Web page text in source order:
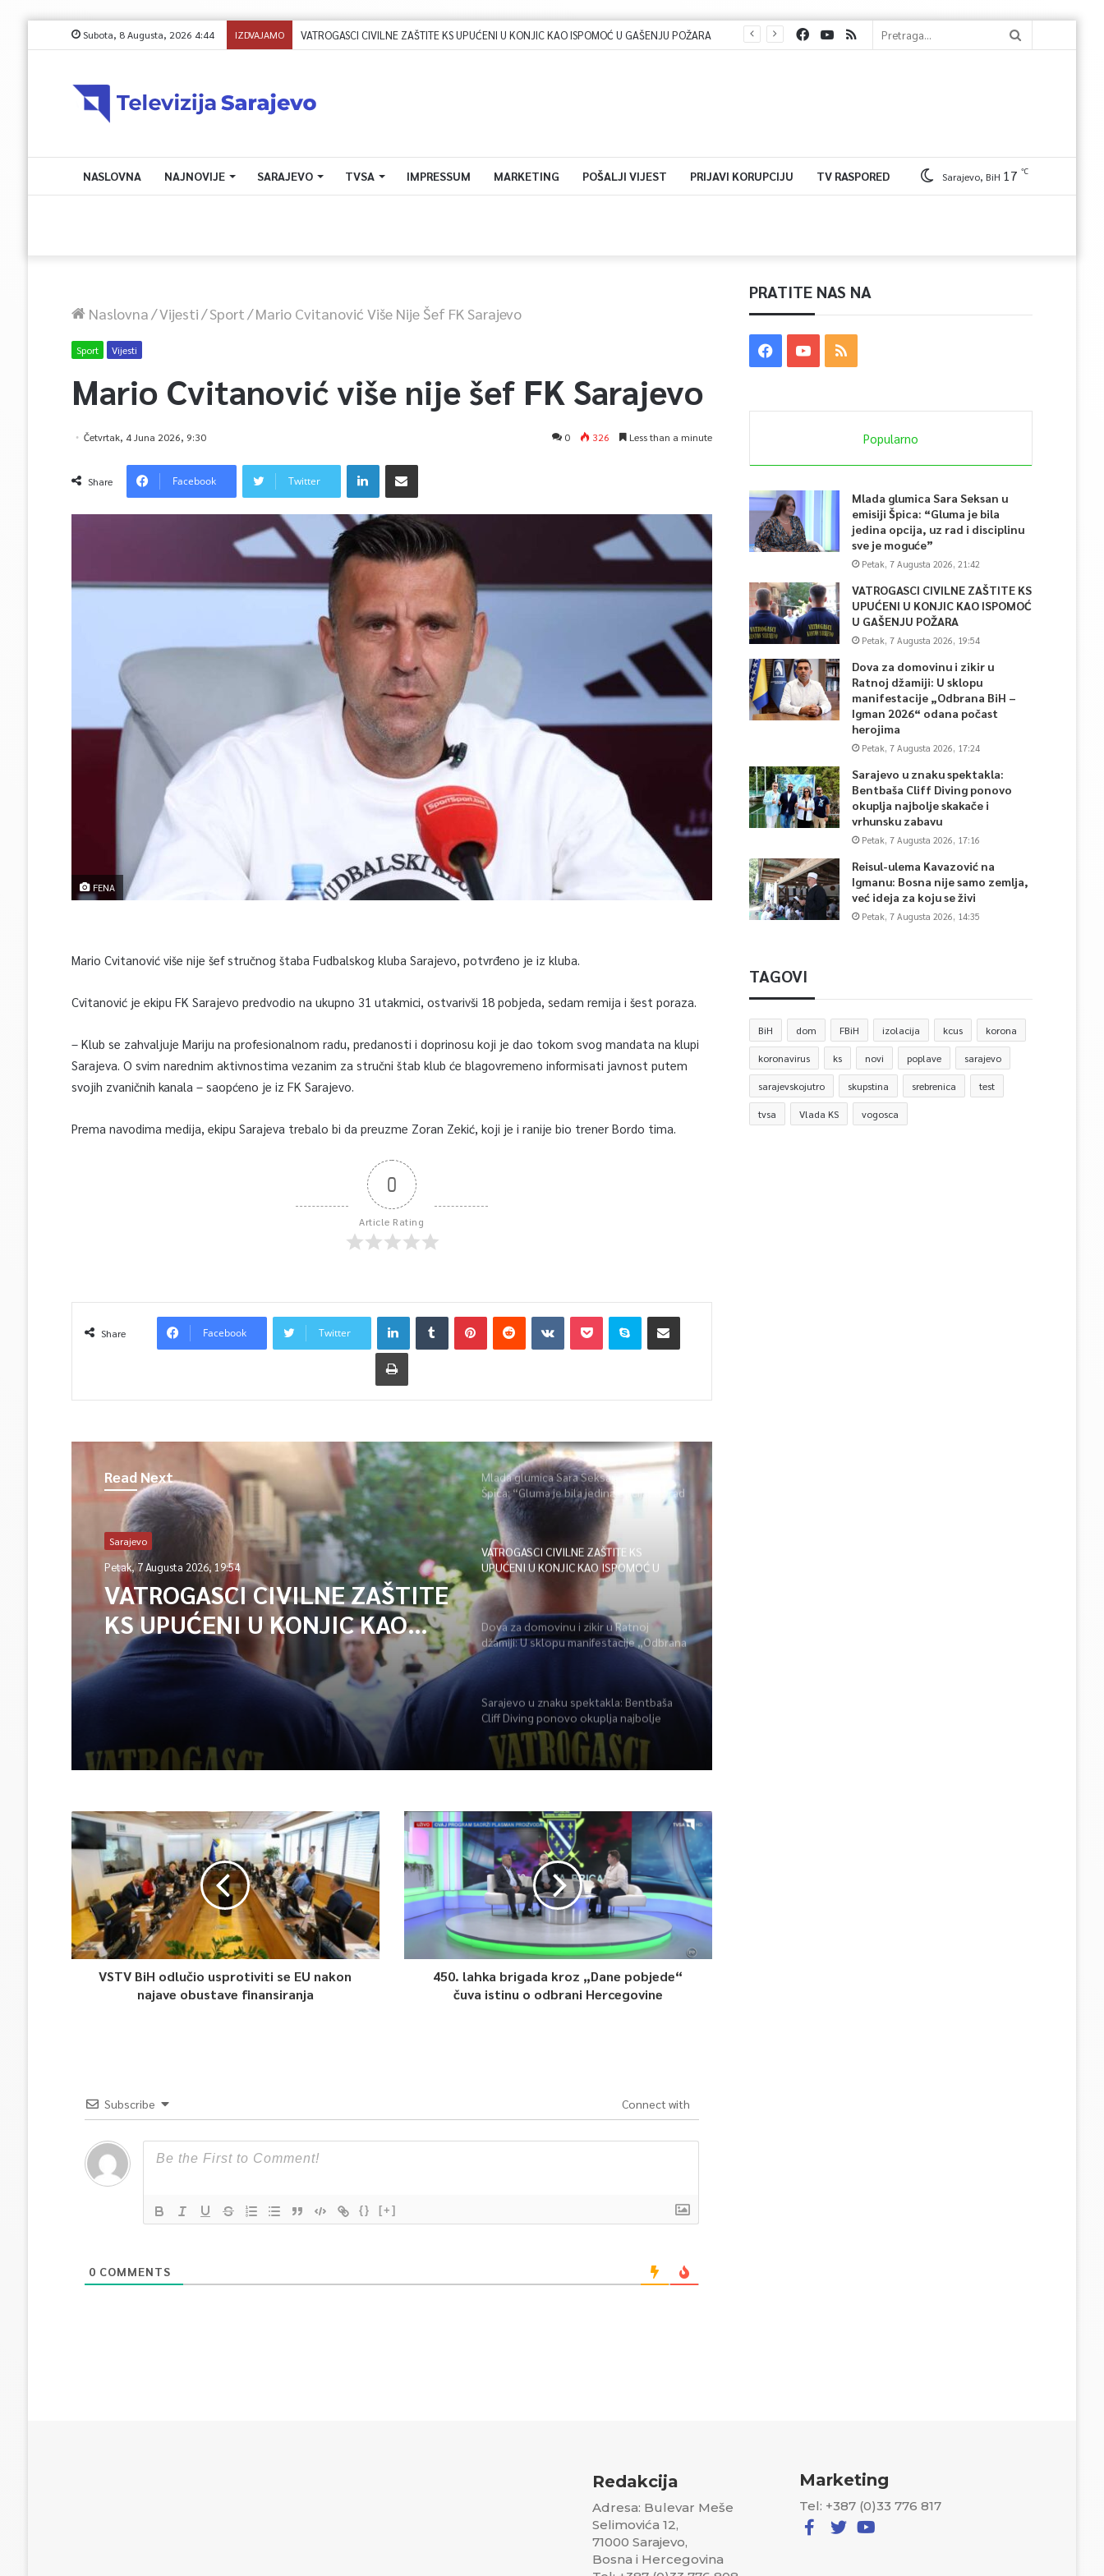
Subota, 8 Augusta, 2026 4:44 IZDVAJAMO VATROGASCI CIVILNE ZAŠTITE KS UPUĆENI U KONJIC KAO ISPOMOĆ U GAŠENJU POŽARA
NASLOVNA NAJNOVIJE SARAJEVO TVSA IMPRESSUM MARKETING POŠALJI VIJEST PRIJAVI KORUPCIJU TV RASPORED Sarajevo, BiH 17 ℃
Naslovna/Vijesti/Sport/Mario Cvitanović Više Nije Šef FK Sarajevo
Sport Vijesti
Mario Cvitanović više nije šef FK Sarajevo
Četvrtak, 4 Juna 2026, 9:30 0 326 Less than a minute
Share Facebook Twitter
FENA
Mario Cvitanović više nije šef stručnog štaba Fudbalskog kluba Sarajevo, potvrđeno je iz kluba.
Cvitanović je ekipu FK Sarajevo predvodio na ukupno 31 utakmici, ostvarivši 18 pobjeda, sedam remija i šest poraza.
– Klub se zahvaljuje Mariju na profesionalnom radu, predanosti i doprinosu koji je dao tokom svog mandata na klupi
Sarajeva. O svim narednim aktivnostima vezanim za stručni štab klub će blagovremeno informisati javnost putem
svojih zvaničnih kanala – saopćeno je iz FK Sarajevo.
Prema navodima medija, ekipu Sarajeva trebalo bi da preuzme Zoran Zekić, koji je i ranije bio trener Bordo tima.
0
Article Rating
Share Facebook Twitter
Read Next
Sarajevo
Petak, 7 Augusta 2026, 19:54
VATROGASCI CIVILNE ZAŠTITE
KS UPUĆENI U KONJIC KAO
ISPOMOĆ U GAŠENJU POŽARA
Mlada glumica Sara Seksan u emisiji
Špica: “Gluma je bila jedina opcija, uz rad
i disciplinu sve je moguće”
VATROGASCI CIVILNE ZAŠTITE KS
UPUĆENI U KONJIC KAO ISPOMOĆ U
GAŠENJU POŽARA
Dova za domovinu i zikir u Ratnoj
džamiji: U sklopu manifestacije „Odbrana
BiH – Igman 2026“ odana počast
Sarajevo u znaku spektakla: Bentbaša
Cliff Diving ponovo okuplja najbolje
skakače i vrhunsku zabavu
VSTV BiH odlučio usprotiviti se EU nakon
najave obustave finansiranja
450. lahka brigada kroz „Dane pobjede“
čuva istinu o odbrani Hercegovine
Subscribe Connect with
{} [+]
0 COMMENTS
PRATITE NAS NA
Popularno
Mlada glumica Sara Seksan u
emisiji Špica: “Gluma je bila
jedina opcija, uz rad i disciplinu
sve je moguće”
Petak, 7 Augusta 2026, 21:42
VATROGASCI CIVILNE ZAŠTITE KS
UPUĆENI U KONJIC KAO ISPOMOĆ
U GAŠENJU POŽARA
Petak, 7 Augusta 2026, 19:54
Dova za domovinu i zikir u
Ratnoj džamiji: U sklopu
manifestacije „Odbrana BiH –
Igman 2026“ odana počast
herojima
Petak, 7 Augusta 2026, 17:24
Sarajevo u znaku spektakla:
Bentbaša Cliff Diving ponovo
okuplja najbolje skakače i
vrhunsku zabavu
Petak, 7 Augusta 2026, 17:16
Reisul-ulema Kavazović na
Igmanu: Bosna nije samo zemlja,
već ideja za koju se živi
Petak, 7 Augusta 2026, 14:35
TAGOVI
BiH dom FBiH izolacija kcus korona
koronavirus ks novi poplave sarajevo
sarajevskojutro skupstina srebrenica test
tvsa Vlada KS vogosca
Redakcija
Adresa: Bulevar Meše
Selimovića 12,
71000 Sarajevo,
Bosna i Hercegovina
Marketing
Tel: +387 (0)33 776 817